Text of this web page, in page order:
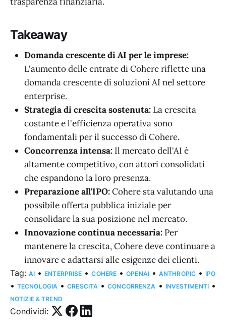
Takeaway
Domanda crescente di AI per le imprese:
L'aumento delle entrate di Cohere riflette una
domanda crescente di soluzioni AI nel settore
enterprise.
Strategia di crescita sostenuta: La crescita
costante e l'efficienza operativa sono
fondamentali per il successo di Cohere.
Concorrenza intensa: Il mercato dell'AI è
altamente competitivo, con attori consolidati
che espandono la loro presenza.
Preparazione all'IPO:Cohere sta valutando una
possibile offerta pubblica iniziale per
consolidare la sua posizione nel mercato.
Innovazione continua necessaria: Per
mantenere la crescita, Cohere deve continuare a
innovare e adattarsi alle esigenze dei clienti.
Tag: AI • ENTERPRISE • COHERE • OPENAI • ANTHROPIC • IPO
• TECNOLOGIA • CRESCITA • CONCORRENZA • INVESTIMENTI •
NOTIZIE & TREND
Condividi: